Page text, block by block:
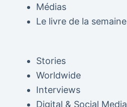
Médias
Le livre de la semaine
Stories
Worldwide
Interviews
Digital & Social Media